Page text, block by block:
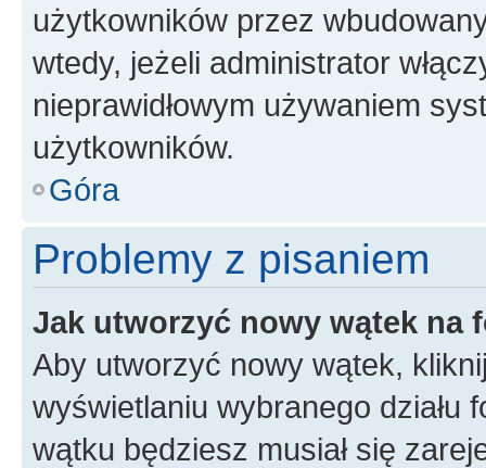
użytkowników przez
wtedy, jeżeli administrator
nieprawidłowym używaniem
użytkowników.
Góra
Problemy z pisaniem
Jak utworzyć nowy wątek na
Aby utworzyć nowy wątek,
wyświetlaniu wybranego działu
wątku będziesz musiał się